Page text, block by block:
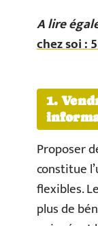
A lire
chez soi :
1.
Proposer
constitue
flexibles.
plus de